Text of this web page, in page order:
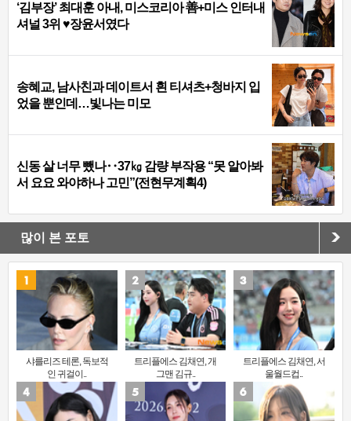
‘김부장’ 최대훈 아내, 미스코리아 善+미스 인터내
셔널 3위 ♥장윤서였다
송혜교, 남사친과 데이트서 흰 티셔츠+청바지 입
었을 뿐인데…빛나는 미모
신동 살 너무 뺐나‥37㎏ 감량 부작용 “못 알아봐
서 요요 와야하나 고민”(전현무계획4)
많이 본 포토
샤를리즈 테론, 독보적
인 귀걸이..
트리플에스 김채연, 개
그맨 김규..
트리플에스 김채연, 서
울월드컵..